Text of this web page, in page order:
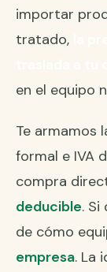
importar
tratado,
en el equipo
Te armamos
formal e IVA
compra
deducible.
de cómo
empresa. La